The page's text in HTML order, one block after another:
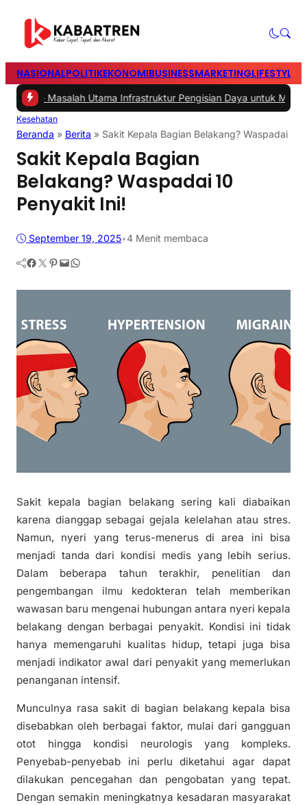
NASIONALPOLITIKEKONOMIBUSINESSMARKETINGLIFESTYLE
Masalah Utama Infrastruktur Pengisian Daya untuk Mobil Listrik
Kesehatan
Beranda » Berita » Sakit Kepala Bagian Belakang? Waspadai 10
Sakit Kepala Bagian
Belakang? Waspadai 10
Penyakit Ini!
September 19, 2025•4 Menit membaca
Facebook Twitter Pinterest Mail WhatsApp
Sakit kepala bagian belakang sering kali diabaikan
karena dianggap sebagai gejala kelelahan atau stres.
Namun, nyeri yang terus-menerus di area ini bisa
menjadi tanda dari kondisi medis yang lebih serius.
Dalam beberapa tahun terakhir, penelitian dan
pengembangan ilmu kedokteran telah memberikan
wawasan baru mengenai hubungan antara nyeri kepala
belakang dengan berbagai penyakit. Kondisi ini tidak
hanya memengaruhi kualitas hidup, tetapi juga bisa
menjadi indikator awal dari penyakit yang memerlukan
penanganan intensif.
Munculnya rasa sakit di bagian belakang kepala bisa
disebabkan oleh berbagai faktor, mulai dari gangguan
otot hingga kondisi neurologis yang kompleks.
Penyebab-penyebab ini perlu diketahui agar dapat
dilakukan pencegahan dan pengobatan yang tepat.
Dengan semakin meningkatnya kesadaran masyarakat